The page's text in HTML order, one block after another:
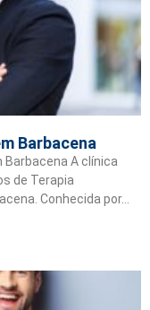
Barbacena
A clínica
de Terapia
Conhecida por…